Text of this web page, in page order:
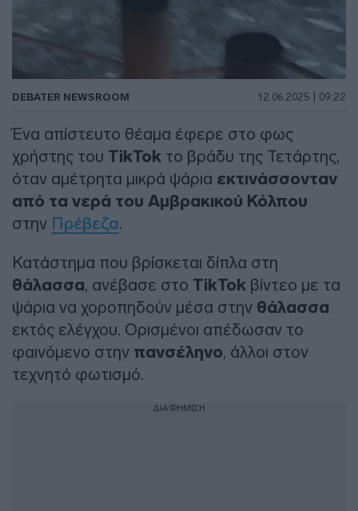
DEBATER NEWSROOM 12.06.2025 | 09:22
Ένα απίστευτο θέαμα έφερε στο φως
χρήστης του TikTok το βράδυ της Τετάρτης,
όταν αμέτρητα μικρά ψάρια εκτινάσσονταν
από τα νερά του Αμβρακικού Κόλπου
στην Πρέβεζα.
Κατάστημα που βρίσκεται δίπλα στη
θάλασσα, ανέβασε στο TikTok βίντεο με τα
ψάρια να χοροπηδούν μέσα στην θάλασσα
εκτός ελέγχου. Ορισμένοι απέδωσαν το
φαινόμενο στην πανσέληνο, άλλοι στον
τεχνητό φωτισμό.
ΔΙΑΦΗΜΙΣΗ